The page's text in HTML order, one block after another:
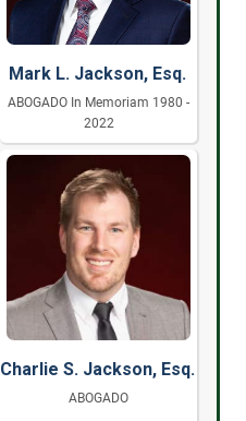
Mark L. Jackson, Esq.
ABOGADO In Memoriam 1980 -
2022
Charlie S. Jackson, Esq.
ABOGADO